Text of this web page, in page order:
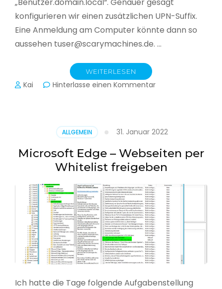
„Benutzer.domain.local“. Genauer gesagt
konfigurieren wir einen zusätzlichen UPN-Suffix.
Eine Anmeldung am Computer könnte dann so
aussehen tuser@scarymachines.de. …
WEITERLESEN
Kai Hinterlasse einen Kommentarzu
(UPN)
im
Active
Directory
ALLGEMEIN 31. Januar 2022
Microsoft Edge – Webseiten per
Whitelist freigeben
Ich hatte die Tage folgende Aufgabenstellung